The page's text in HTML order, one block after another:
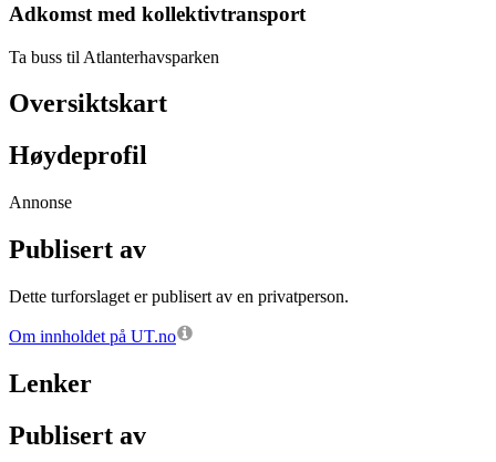
Adkomst med kollektivtransport
Ta buss til Atlanterhavsparken
Oversiktskart
Høydeprofil
Annonse
Publisert av
Dette turforslaget er publisert av en privatperson.
Om innholdet på UT.no
Lenker
Publisert av